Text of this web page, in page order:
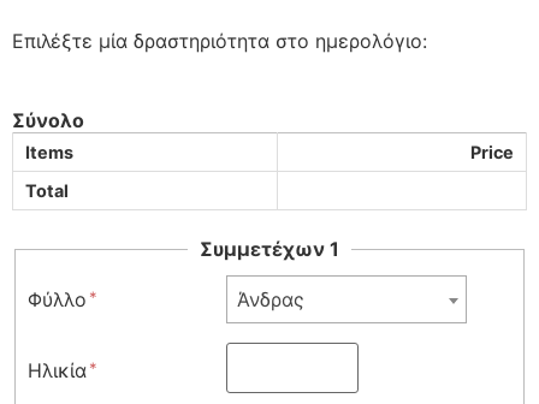
Επιλέξτε μία δραστηριότητα στο ημερολόγιο:
Σύνολο
Items
Price
Total
Συμμετέχων 1
Φύλλο Άνδρας
Ηλικία